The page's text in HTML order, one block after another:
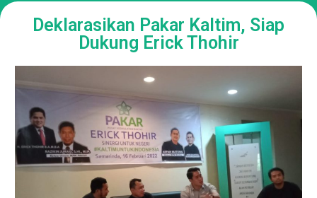
Deklarasikan Pakar Kaltim, Siap
Dukung Erick Thohir